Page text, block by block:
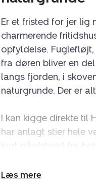
Er et fristed for jer lig
charmerende
opfyldelse.
fra døren bliver en
langs fjorden, i
naturgrunde. Der er
I kan kigge direkte til
har anlagt stier hele
golfbanen, og skal I